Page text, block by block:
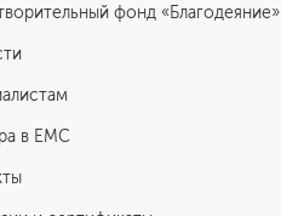
фонд «Благодеяние»
в ЕМС